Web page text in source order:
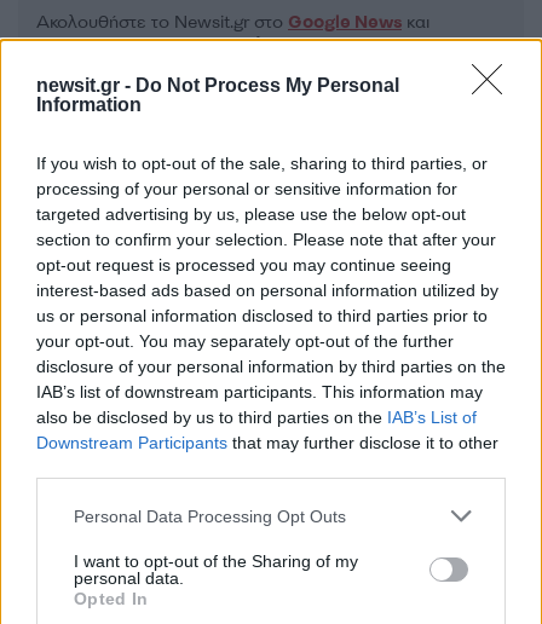
newsit.gr - Do Not Process My Personal
Information
If you wish to opt-out of the sale, sharing to third parties, or
processing of your personal or sensitive information for
targeted advertising by us, please use the below opt-out
section to confirm your selection. Please note that after your
opt-out request is processed you may continue seeing
interest-based ads based on personal information utilized by
us or personal information disclosed to third parties prior to
your opt-out. You may separately opt-out of the further
disclosure of your personal information by third parties on the
IAB’s list of downstream participants. This information may
also be disclosed by us to third parties on the IAB’s List of
Downstream Participants that may further disclose it to other
Please note that this website/app uses one or more Google
not limited to your visit or usage behaviour. You may click to
grant or deny consent to Google and its third-party tags to
use your data for below specified purposes in below Google
Personal Data Processing Opt Outs
I want to opt-out of the Sharing of my
personal data.
Opted In
Ακολουθήστε το Νewsit.gr στο Google News και
ενημερωθείτε πρώτοι για όλη την ειδησεογραφία και τα
Πιο δημοφιλή
1 Η Άννα Βίσση ξετρελάθηκε με μπάντα που
έπαιζε Τσιτσάνη στο Φισκάρδο και τους
πρότεινε συνεργασία
2Κωνσταντίνος Αργυρός και Αλεξάνδρα
Νίκα κάνουν διακοπές με πολυτελές γιοτ
με τα δύο παιδιά τους
3Θρήνος για τον Λιονέλ Μέσι – Πέθανε ο
πατέρας του, Χόρχε
UFO από το Πεντάγωνο - Το «τρίγωνο» και
Ωδή στη γάτα: Το πλάσμα που δεν ανήκει
σε κανέναν, αλλά όλοι θέλουν δίπλα τους